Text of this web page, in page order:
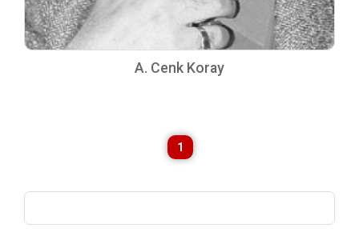
A. Cenk Koray
1